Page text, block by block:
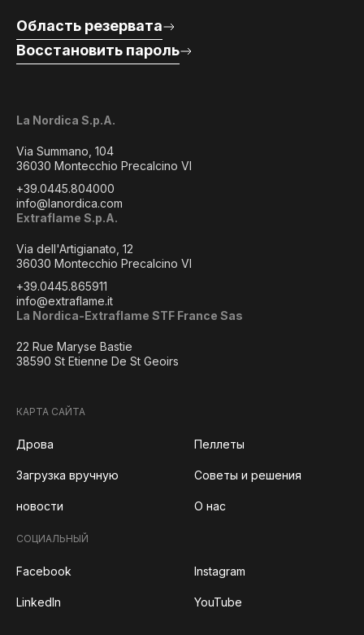
La Nordica S.p.A.
Via Summano, 104
36030 Montecchio Precalcino VI
+39.0445.804000
info@lanordica.com
Extraflame S.p.A.
Via dell'Artigianato, 12
36030 Montecchio Precalcino VI
+39.0445.865911
info@extraflame.it
La Nordica-Extraflame STF France Sas
22 Rue Maryse Bastie
38590 St Etienne De St Geoirs
Область резервата
Восстановить пароль
КАРТА САЙТА
Дрова Пеллеты
Загрузка вручную Советы и решения
новости О нас
СОЦИАЛЬНЫЙ
Facebook Instagram
LinkedIn YouTube